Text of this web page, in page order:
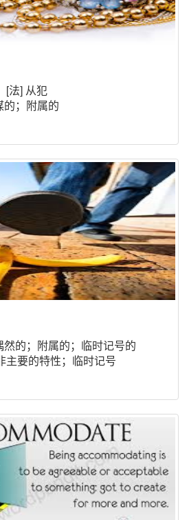
[法] 从犯
；附属的
的；附属的；临时记号的
主要的特性；临时记号